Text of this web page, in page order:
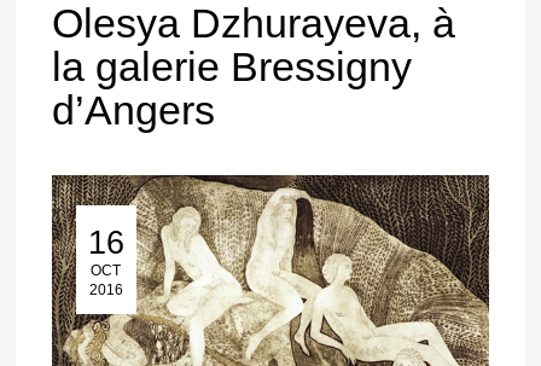
Olesya Dzhurayeva, à
la galerie Bressigny
d’Angers
16
OCT
2016
16 Oct 2016